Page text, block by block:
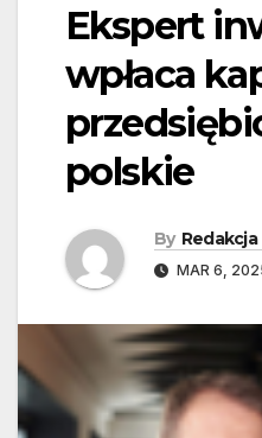
Ekspert
wpłaca
polskie
By Redakcja
MAR 6,